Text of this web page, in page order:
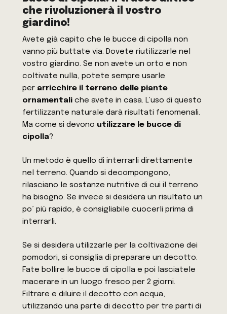
che rivoluzionerà il vostro
giardino!
Avete già capito che le bucce di cipolla non
vanno più buttate via. Dovete riutilizzarle nel
vostro giardino. Se non avete un orto e non
coltivate nulla, potete sempre usarle
per arricchire il terreno delle piante
ornamentali che avete in casa. L’uso di questo
fertilizzante naturale darà risultati fenomenali.
Ma come si devono utilizzare le bucce di
cipolla?
Un metodo è quello di interrarli direttamente
nel terreno. Quando si decompongono,
rilasciano le sostanze nutritive di cui il terreno
ha bisogno. Se invece si desidera un risultato un
po’ più rapido, è consigliabile cuocerli prima di
interrarli.
Se si desidera utilizzarle per la coltivazione dei
pomodori, si consiglia di preparare un decotto.
Fate bollire le bucce di cipolla e poi lasciatele
macerare in un luogo fresco per 2 giorni.
Filtrare e diluire il decotto con acqua,
utilizzando una parte di decotto per tre parti di